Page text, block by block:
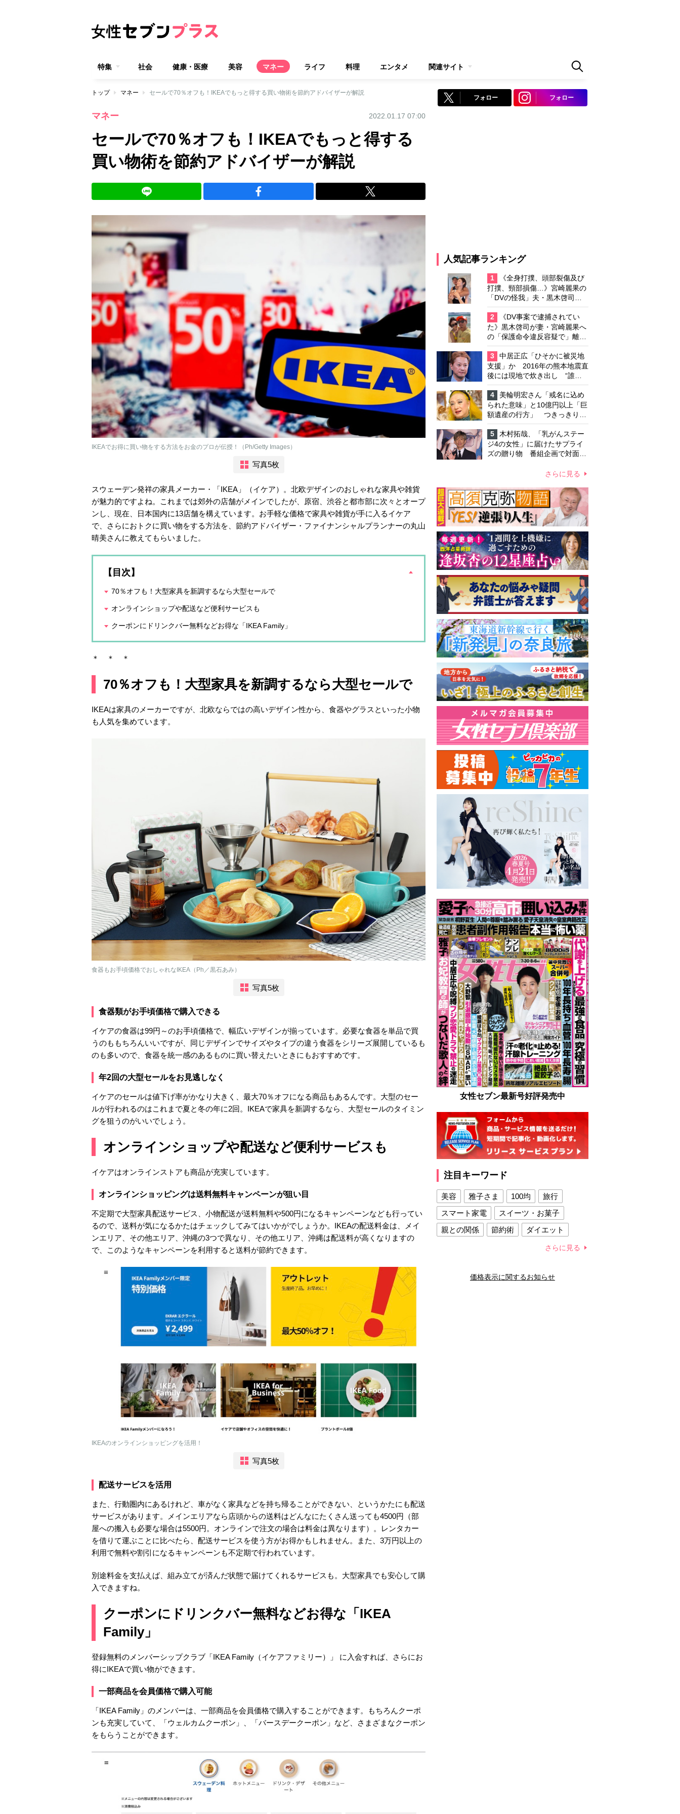
特集 社会 健康・医療 美容 マネー ライフ 料理 エンタメ 関連サイト
トップ マネー セールで70％オフも！IKEAでもっと得する買い物術を節約アドバイザーが解説
マネー 2022.01.17 07:00
セールで70％オフも！IKEAでもっと得する
買い物術を節約アドバイザーが解説
IKEAでお得に買い物をする方法をお金のプロが伝授！（Ph/Getty Images）
写真5枚
スウェーデン発祥の家具メーカー・「IKEA」（イケア）。北欧デザインのおしゃれな家具や雑貨
が魅力的ですよね。これまでは郊外の店舗がメインでしたが、原宿、渋谷と都市部に次々とオープ
ンし、現在、日本国内に13店舗を構えています。お手軽な価格で家具や雑貨が手に入るイケア
で、さらにおトクに買い物をする方法を、節約アドバイザー・ファイナンシャルプランナーの丸山
晴美さんに教えてもらいました。
【目次】
70％オフも！大型家具を新調するなら大型セールで
オンラインショップや配送など便利サービスも
クーポンにドリンクバー無料などお得な「IKEA Family」
＊ ＊ ＊
70％オフも！大型家具を新調するなら大型セールで
IKEAは家具のメーカーですが、北欧ならではの高いデザイン性から、食器やグラスといった小物
も人気を集めています。
食器もお手頃価格でおしゃれなIKEA（Ph／黒石あみ）
写真5枚
食器類がお手頃価格で購入できる
イケアの食器は99円～のお手頃価格で、幅広いデザインが揃っています。必要な食器を単品で買
うのももちろんいいですが、同じデザインでサイズやタイプの違う食器をシリーズ展開しているも
のも多いので、食器を統一感のあるものに買い替えたいときにもおすすめです。
年2回の大型セールをお見逃しなく
イケアのセールは値下げ率がかなり大きく、最大70％オフになる商品もあるんです。大型のセー
ルが行われるのはこれまで夏と冬の年に2回。IKEAで家具を新調するなら、大型セールのタイミン
グを狙うのがいいでしょう。
オンラインショップや配送など便利サービスも
イケアはオンラインストアも商品が充実しています。
オンラインショッピングは送料無料キャンペーンが狙い目
不定期で大型家具配送サービス、小物配送が送料無料や500円になるキャンペーンなども行ってい
るので、送料が気になるかたはチェックしてみてはいかがでしょうか。IKEAの配送料金は、メイ
ンエリア、その他エリア、沖縄の3つで異なり、その他エリア、沖縄は配送料が高くなりますの
で、このようなキャンペーンを利用すると送料が節約できます。
IKEAのオンラインショッピングを活用！
写真5枚
配送サービスを活用
また、行動圏内にあるけれど、車がなく家具などを持ち帰ることができない、というかたにも配送
サービスがあります。メインエリアなら店頭からの送料はどんなにたくさん送っても4500円（部
屋への搬入も必要な場合は5500円。オンラインで注文の場合は料金は異なります）。レンタカー
を借りて運ぶことに比べたら、配送サービスを使う方がお得かもしれません。また、3万円以上の
利用で無料や割引になるキャンペーンも不定期で行われています。
別途料金を支払えば、組み立てが済んだ状態で届けてくれるサービスも。大型家具でも安心して購
入できますね。
クーポンにドリンクバー無料などお得な「IKEA
Family」
登録無料のメンバーシップクラブ「IKEA Family（イケアファミリー）」 に入会すれば、さらにお
得にIKEAで買い物ができます。
一部商品を会員価格で購入可能
「IKEA Family」のメンバーは、一部商品を会員価格で購入することができます。もちろんクーポ
ンも充実していて、「ウェルカムクーポン」、「バースデークーポン」など、さまざまなクーポン
をもらうことができます。
フォロー フォロー
人気記事ランキング
1
《全身打撲、頭部裂傷及び
打撲、頸部損傷…》宮崎麗果の
「DVの怪我」夫・黒木啓司の
逮捕で始まる「夫婦の闘争」
2
《DV事案で逮捕されてい
た》黒木啓司が妻・宮崎麗果へ
の「保護命令違反容疑で」離婚
協議は「第二ステージ」へ
3
中居正広「ひそかに被災地
支援」か 2016年の熊本地震直
後には現地で炊き出し “誰に
も知られなくて良い”と、むし
ろ強まる福祉活動への思い
4
美輪明宏さん「戒名に込め
られた意味」と10億円以上「巨
額遺産の行方」 つきっきりで
私生活をサポートしていた元俳
優が相続か
5
木村拓哉、「乳がんステー
ジ4の女性」に届けたサプライ
ズの贈り物 番組企画で対面し
心遣いに「うれしくて号泣しま
さらに見る
女性セブン最新号好評発売中
注目キーワード
美容 雅子さま 100均
旅行
スマート家電
スイーツ・お菓子
親との関係
節約術
ダイエット
夫との関係
新津春子 どか食い
さらに見る
価格表示に関するお知らせ